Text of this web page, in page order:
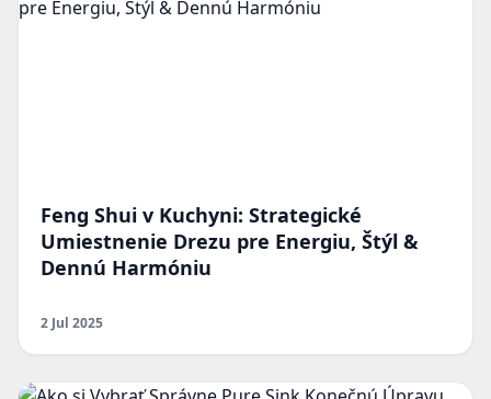
Feng Shui v Kuchyni: Strategické
Umiestnenie Drezu pre Energiu, Štýl &
Dennú Harmóniu
2 Jul 2025